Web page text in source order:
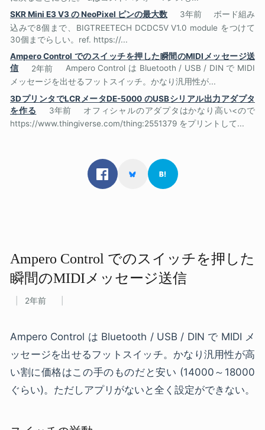
SKR Mini E3 V3 の NeoPixel ピンの最大数
3年前
ボード組み
込みで8個まで、BIGTREETECH DCDC5V V1.0 module をつけて
30個までらしい。ref. https://...
Ampero Control でのスイッチを押した瞬間のMIDIメッセージ送
信
2年前
Ampero Control は Bluetooth / USB / DIN で MIDI
メッセージを出せるフットスイッチ。かなり汎用性が...
3DプリンタでLCRメータDE-5000 のUSBシリアル出力アダプタ
を作る
3年前
オフィシャルのアダプタはかなり高い<ので
https://www.thingiverse.com/thing:2551379 をプリントして...
Ampero Control での​スイッチを​押した​
瞬間の​MIDIメッセージ送信
2年前
Ampero Control は Bluetooth / USB / DIN で MIDI メ
ッセージを出せるフットスイッチ。かなり汎用性が高
い割に価格はこの手のものだと安い (14000～18000
ぐらい)。ただしアプリがないと全く設定ができない。